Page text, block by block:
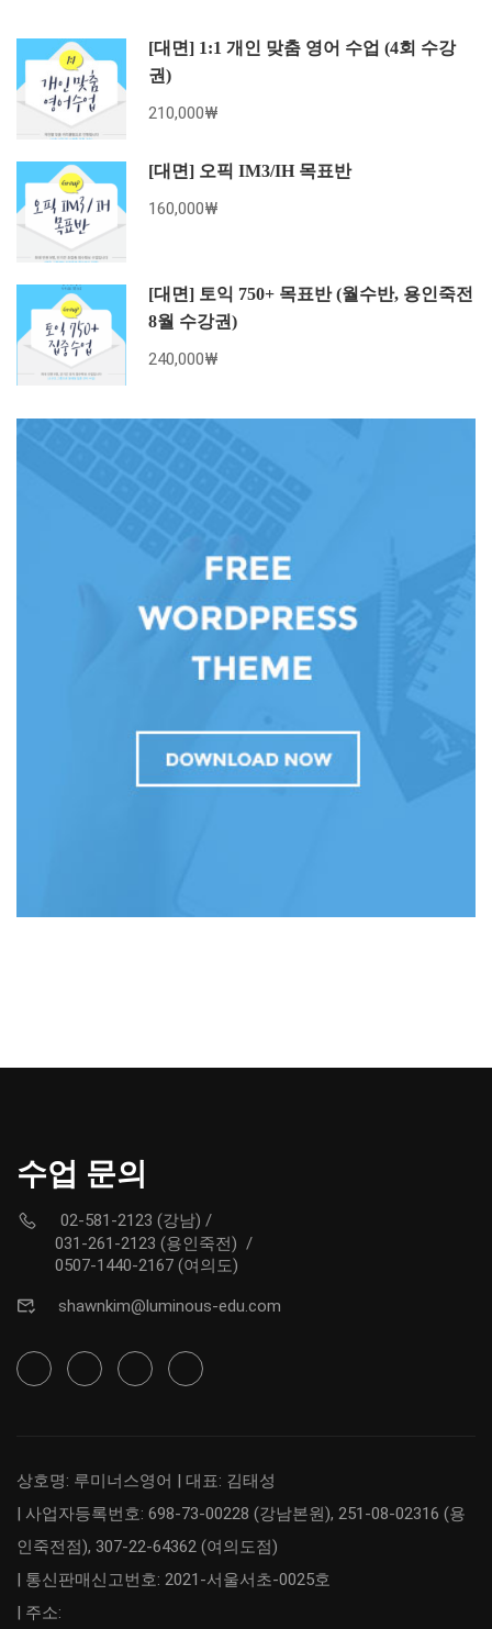
[대면] 1:1 개인 맞춤 영어 수업 (4회 수강
권)
210,000₩
[대면] 오픽 IM3/IH 목표반
160,000₩
[대면] 토익 750+ 목표반 (월수반, 용인죽전
8월 수강권)
240,000₩
수업 문의
02-581-2123 (강남) /
031-261-2123 (용인죽전) /
0507-1440-2167 (여의도)
shawnkim@luminous-edu.com
상호명: 루미너스영어 | 대표: 김태성
| 사업자등록번호: 698-73-00228 (강남본원), 251-08-02316 (용
인죽전점), 307-22-64362 (여의도점)
| 통신판매신고번호: 2021-서울서초-0025호
| 주소: